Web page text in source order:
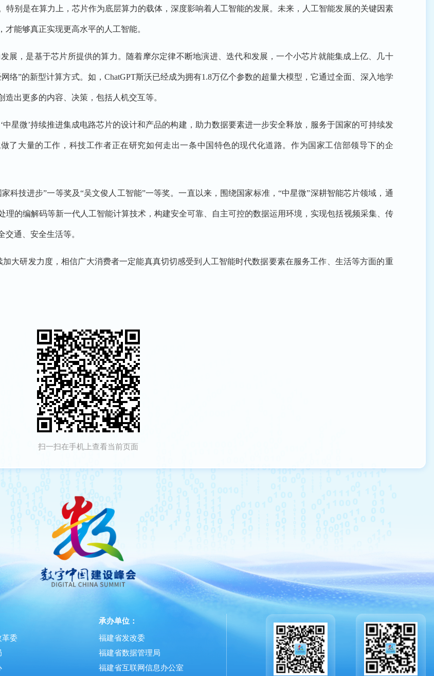
是在算力上，芯片作为底层算力的载体，深度影响着人工智能的发展。未来，人工智能发展的关键因素
能够真正实现更高水平的人工智能。
，是基于芯片所提供的算力。随着摩尔定律不断地演进、迭代和发展，一个小芯片就能集成上亿、几十
络”的新型计算方式。如，ChatGPT斯沃已经成为拥有1.8万亿个参数的超量大模型，它通过全面、深入地学
出更多的内容、决策，包括人机交互等。
微’持续推进集成电路芯片的设计和产品的构建，助力数据要素进一步安全释放，服务于国家的可持续发
了大量的工作，科技工作者正在研究如何走出一条中国特色的现代化道路。作为国家工信部领导下的企
技进步”一等奖及“吴文俊人工智能”一等奖。一直以来，围绕国家标准，“中星微”深耕智能芯片领域，通
的编解码等新一代人工智能计算技术，构建安全可靠、自主可控的数据运用环境，实现包括视频采集、传
通、安全生活等。
研发力度，相信广大消费者一定能真真切切感受到人工智能时代数据要素在服务工作、生活等方面的重
扫一扫在手机上查看当前页面
革委
承办单位：
福建省发改委
福建省数据管理局
福建省互联网信息办公室